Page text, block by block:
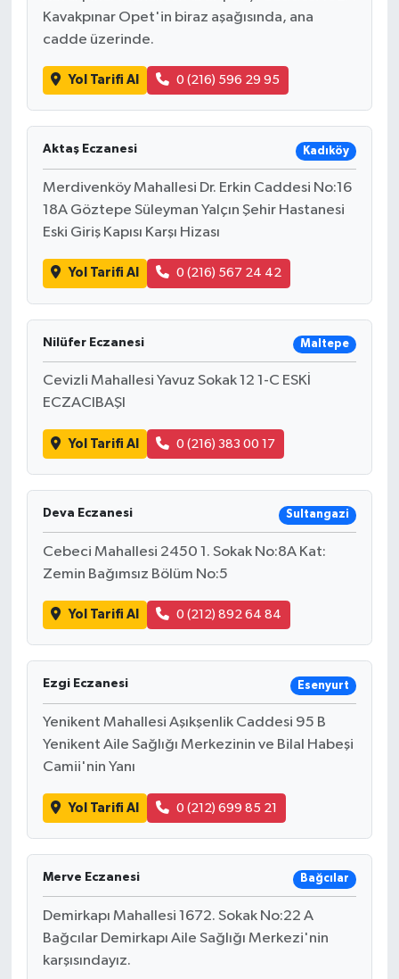
Kavakpınar Opet'in biraz aşağısında, ana
cadde üzerinde.
Yol Tarifi Al 0 (216) 596 29 95
Aktaş Eczanesi Kadıköy
Merdivenköy Mahallesi Dr. Erkin Caddesi No:16
18A Göztepe Süleyman Yalçın Şehir Hastanesi
Eski Giriş Kapısı Karşı Hizası
Yol Tarifi Al 0 (216) 567 24 42
Nilüfer Eczanesi Maltepe
Cevizli Mahallesi Yavuz Sokak 12 1-C ESKİ
ECZACIBAŞI
Yol Tarifi Al 0 (216) 383 00 17
Deva Eczanesi Sultangazi
Cebeci Mahallesi 2450 1. Sokak No:8A Kat:
Zemin Bağımsız Bölüm No:5
Yol Tarifi Al 0 (212) 892 64 84
Ezgi Eczanesi Esenyurt
Yenikent Mahallesi Aşıkşenlik Caddesi 95 B
Yenikent Aile Sağlığı Merkezinin ve Bilal Habeşi
Camii'nin Yanı
Yol Tarifi Al 0 (212) 699 85 21
Merve Eczanesi Bağcılar
Demirkapı Mahallesi 1672. Sokak No:22 A
Bağcılar Demirkapı Aile Sağlığı Merkezi'nin
karşısındayız.